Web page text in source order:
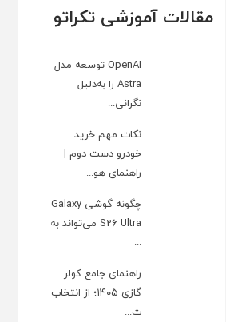
مقالات آموزشی تکراتو
OpenAI توسعه مدل
Astra را به‌دلیل
نگرانی...
نکات مهم خرید
خودرو دست دوم |
راهنمای هو...
چگونه گوشی Galaxy
S26 Ultra می‌تواند به
...
راهنمای جامع کولر
گازی ۱۴۰۵؛ از انتخاب
ت...